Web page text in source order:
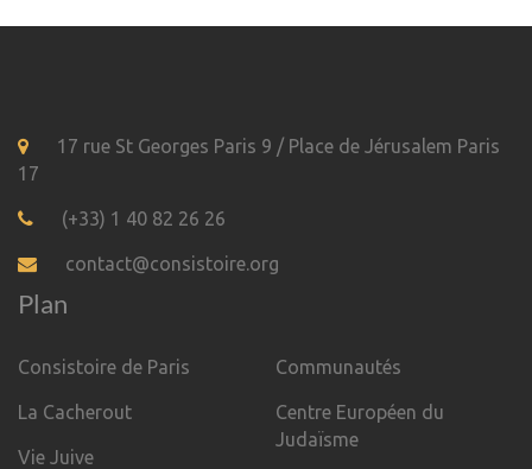
17 rue St Georges Paris 9 / Place de Jérusalem Paris
17
(+33) 1 40 82 26 26
contact@consistoire.org
Plan
Consistoire de Paris
La Cacherout
Vie Juive
Communautés
Centre Européen du
Judaïsme